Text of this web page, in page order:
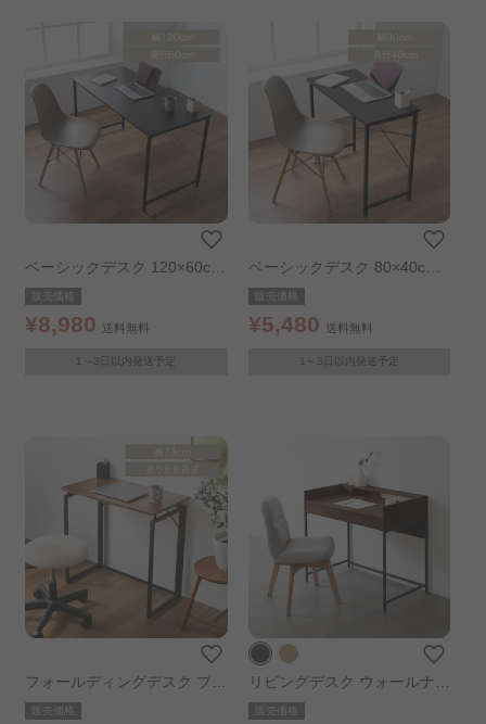
ベーシックデスク 120×60cm
ブラック
販売価格
¥8,980 送料無料
1～3日以内発送予定
ベーシックデスク 80×40cm
ブラック
販売価格
¥5,480 送料無料
1～3日以内発送予定
フォールディングデスク ブラ
ウン
販売価格
リビングデスク ウォールナッ
ト販売価格